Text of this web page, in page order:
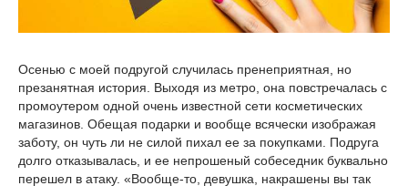
Осенью с моей подругой случилась пренеприятная, но
презанятная история. Выходя из метро, она повстречалась с
промоутером одной очень известной сети косметических
магазинов. Обещая подарки и вообще всячески изображая
заботу, он чуть ли не силой пихал ее за покупками. Подруга
долго отказывалась, и ее непрошеный собеседник буквально
перешел в атаку. «Вообще-то, девушка, накрашены вы так